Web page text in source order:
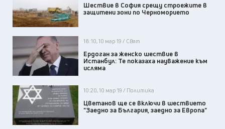
Шествие в София срещу строежите в
защитени зони по Черноморието
18:10, 10 мар 19 / Свят
Ердоган за женско шествие в
Истанбул: Те показаха науважение към
исляма
10:20, 10 мар 19 / Политика
Цветанов ще се включи в шествието
"Заедно за България, заедно за Европа"